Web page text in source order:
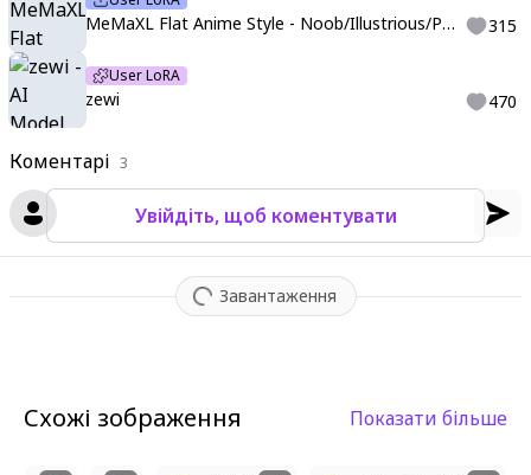
Коментарі 3
Увійдіть, щоб коментувати
Завантаження
MeMaXL Flat Anime Style - Noob/Illustrious/Pony/XL 315
User LoRA
zewi 470
Схожі зображення Показати більше